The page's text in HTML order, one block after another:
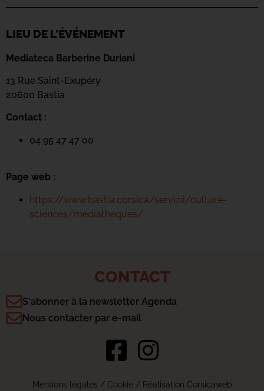
LIEU DE L'ÉVÉNEMENT
Mediateca Barberine Duriani
13 Rue Saint-Exupéry
20600 Bastia
Contact :
04 95 47 47 00
Page web :
https://www.bastia.corsica/servizii/culture-
sciences/mediatheques/
CONTACT
S'abonner à la newsletter Agenda
Nous contacter par e-mail
Mentions légales / Cookie/ Réalisation Corsicaweb